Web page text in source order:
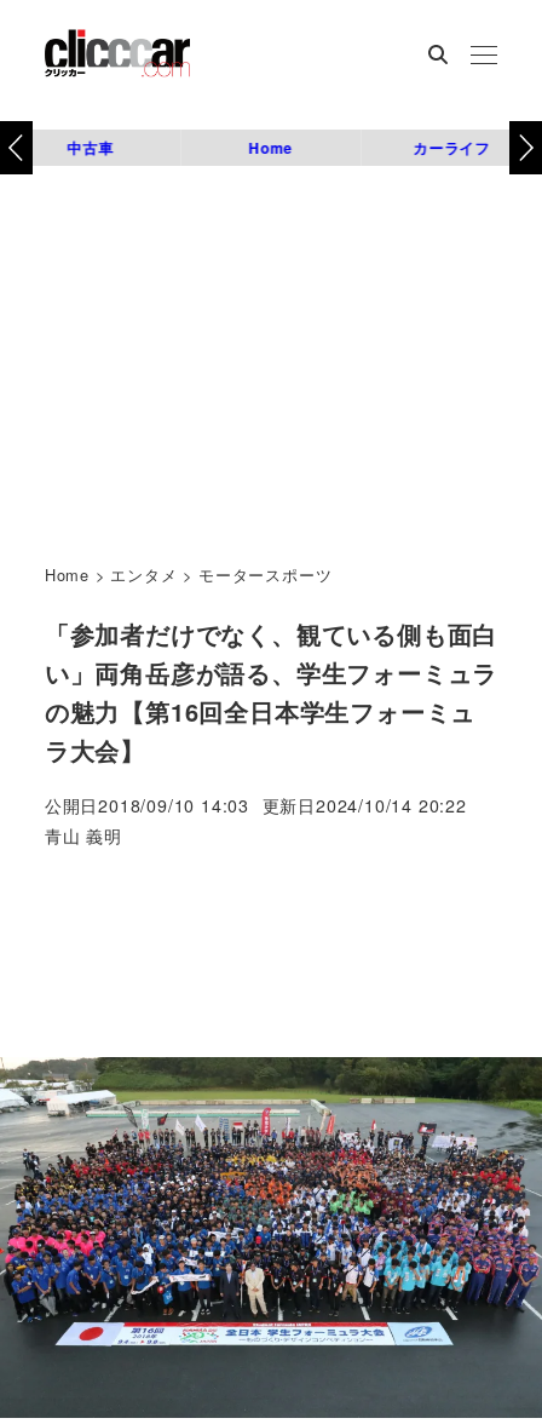
中古車 Home カーライフ
Home > エンタメ > モータースポーツ
「参加者だけでなく、観ている側も面白
い」両角岳彦が語る、学生フォーミュラ
の魅力【第16回全日本学生フォーミュ
ラ大会】
公開日2018/09/10 14:03 更新日2024/10/14 20:22
著
青山 義明